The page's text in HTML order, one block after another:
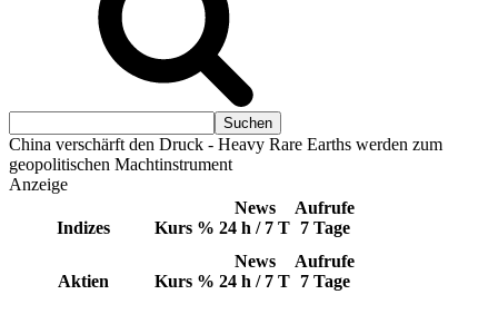
China verschärft den Druck - Heavy Rare Earths werden zum
geopolitischen Machtinstrument
Anzeige
Indizes Kurs %
News
24 h / 7 T
Aufrufe
7 Tage
Aktien Kurs %
News
24 h / 7 T
Aufrufe
7 Tage